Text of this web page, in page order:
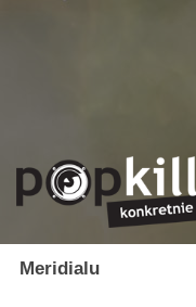
Meridialu